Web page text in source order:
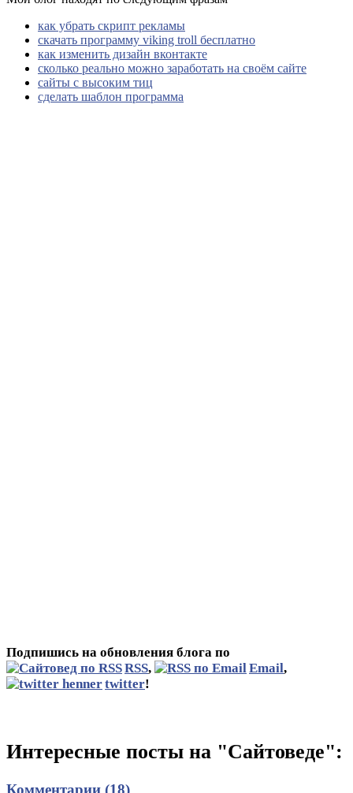
как убрать скрипт рекламы
скачать программу viking troll бесплатно
как изменить дизайн вконтакте
сколько реально можно заработать на своём сайте
сайты с высоким тиц
сделать шаблон программа
Подпишись на обновления блога по
RSS, Email,
twitter!
Интересные посты на "Сайтоведе":
Комментарии (18)